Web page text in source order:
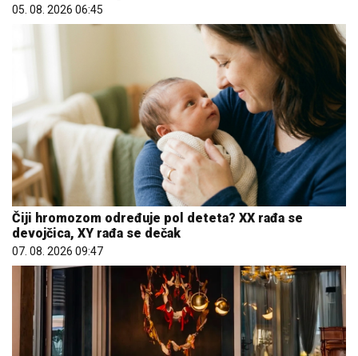
05. 08. 2026 06:45
Čiji hromozom određuje pol deteta? XX rađa se
devojčica, XY rađa se dečak
07. 08. 2026 09:47